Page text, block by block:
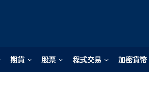
期貨 股票 程式交易 加密貨幣